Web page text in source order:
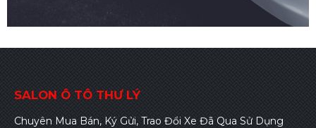
SALON Ô TÔ THƯ LÝ
Chuyên Mua Bán, Ký Gửi, Trao Đổi Xe Đã Qua Sử Dụng